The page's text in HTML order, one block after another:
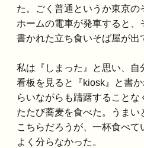
た。ごく普通というか東京
ホームの電車が発車すると、
書かれた立ち食いそば屋が出
私は『しまった』と思い、自
看板を見ると『kiosk』と書
らいながらも躊躇すること
たたび蕎麦を食べた。うまい
こちらだろうが、一杯食べ
よく分らなかった。